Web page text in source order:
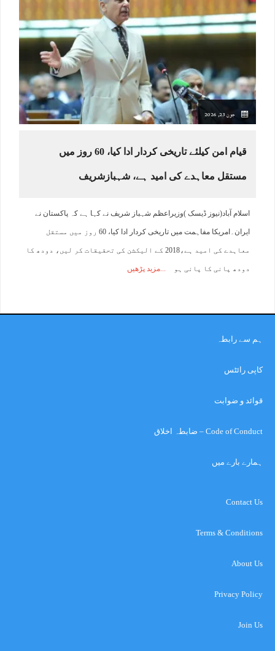
جون 23, 2026
قیام امن کیلئے تاریخی کردار ادا کیا، 60 روز میں
مستقل معاہدے کی امید ہے، شہبازشریف
اسلام آباد(نیوز ڈیسک )وزیراعظم شہباز شریف نے کہا ہے کہ پاکستان نے
ایران۔امریکا مفاہمت میں تاریخی کردار ادا کیا، 60 روز میں مستقل
معاہدے کی امید ہے،2018 کے الیکشن کی تحقیقات کر لیں، دودھ کا
دودھ پانی کا پانی ہو مزید پڑھیں
ہم سے رابطہ
کاپی رائٹس
قوائد و ضوابت
Code of Conduct – ضابطہ اخلاق
ہمارے بارے میں
Contact Us
Terms & Conditions
About Us
Privacy Policy
Join Us